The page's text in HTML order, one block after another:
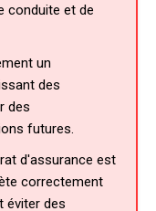
conduite et de
un
des
des
futures.
d'assurance est
correctement
éviter des